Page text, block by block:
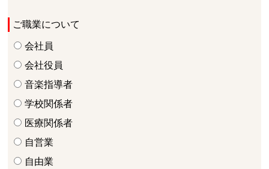
ご職業について
会社員
会社役員
音楽指導者
学校関係者
医療関係者
自営業
自由業